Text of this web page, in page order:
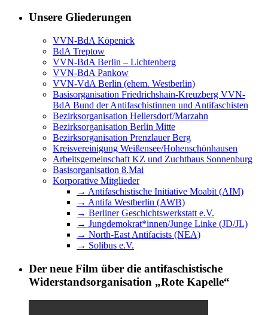
Unsere Gliederungen
VVN-BdA Köpenick
BdA Treptow
VVN-BdA Berlin – Lichtenberg
VVN-BdA Pankow
VVN-VdA Berlin (ehem. Westberlin)
Basisorganisation Friedrichshain-Kreuzberg VVN-
BdA Bund der Antifaschistinnen und Antifaschisten
Bezirksorganisation Hellersdorf/Marzahn
Bezirksorganisation Berlin Mitte
Bezirksorganisation Prenzlauer Berg
Kreisvereinigung Weißensee/Hohenschönhausen
Arbeitsgemeinschaft KZ und Zuchthaus Sonnenburg
Basisorganisation 8.Mai
Korporative Mitglieder
→ Antifaschistische Initiative Moabit (AIM)
→ Antifa Westberlin (AWB)
→ Berliner Geschichtswerkstatt e.V.
→ Jungdemokrat*innen/Junge Linke (JD/JL)
→ North-East Antifacists (NEA)
→ Solibus e.V.
Der neue Film über die antifaschistische
Widerstandsorganisation „Rote Kapelle“